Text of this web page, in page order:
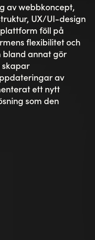
av webbkoncept,
UX/UI-design
föll på
flexibilitet och
bland annat gör
av
ett nytt
som den